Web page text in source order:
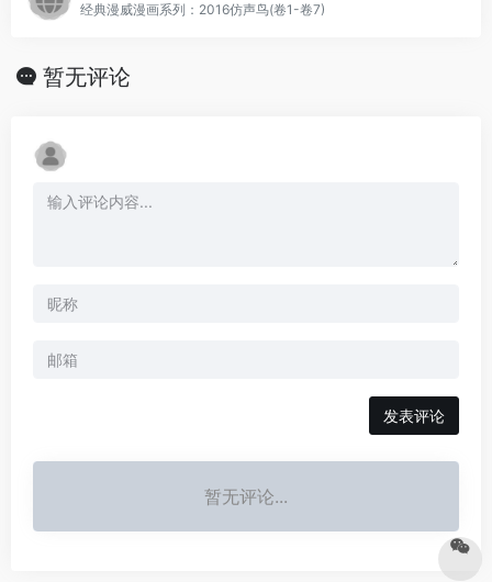
经典漫威漫画系列：2016仿声鸟(卷1-卷7)
暂无评论
发表评论
暂无评论...